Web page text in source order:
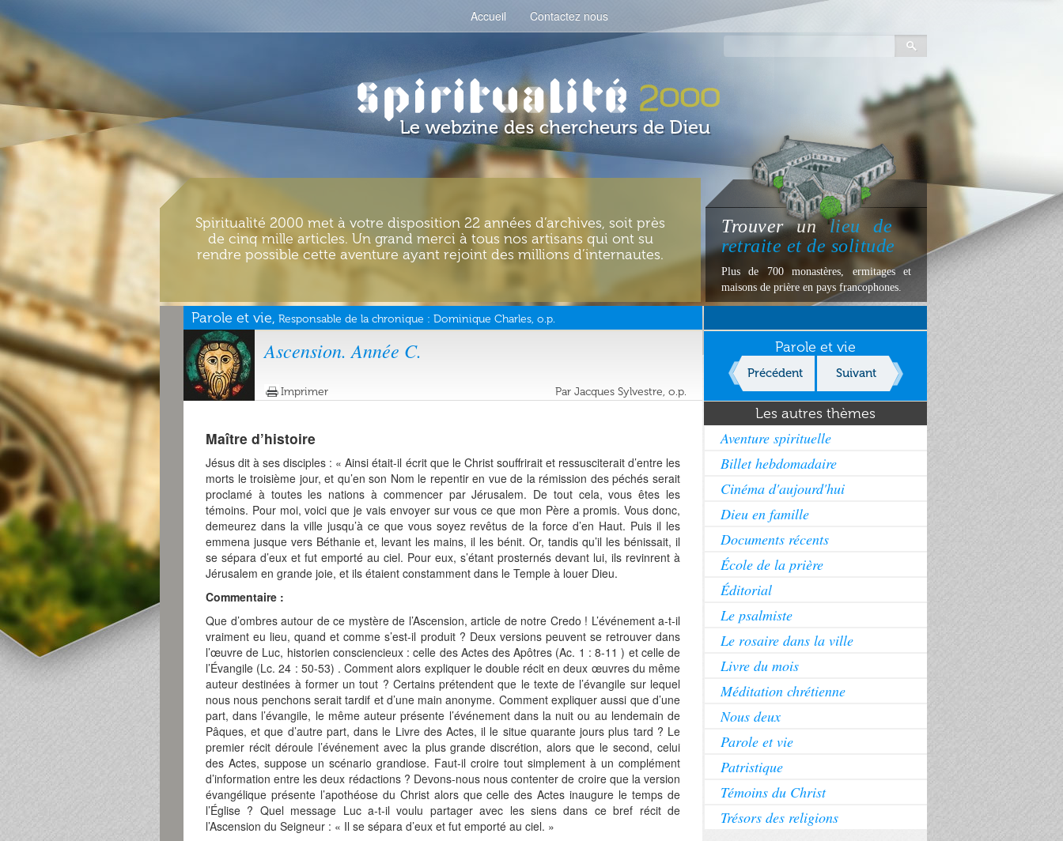
Accueil Contactez nous
Spiritualité 2000 met à votre disposition 22 années d’archives, soit près
de cinq mille articles. Un grand merci à tous nos artisans qui ont su
rendre possible cette aventure ayant rejoint des millions d’internautes.
Trouver un lieu
de
retraite et de solitude
Plus de 700 monastères, ermitages et
maisons de prière en pays francophones.
Parole et vie, Responsable de la chronique : Dominique Charles, o.p.
Ascension. Année C.
Imprimer Par Jacques Sylvestre, o.p.
Maître d’histoire
Jésus dit à ses disciples : « Ainsi était-il écrit que le Christ souffrirait et ressusciterait d’entre les
morts le troisième jour, et qu’en son Nom le repentir en vue de la rémission des péchés serait
proclamé à toutes les nations à commencer par Jérusalem. De tout cela, vous êtes les
témoins. Pour moi, voici que je vais envoyer sur vous ce que mon Père a promis. Vous donc,
demeurez dans la ville jusqu’à ce que vous soyez revêtus de la force d’en Haut. Puis il les
emmena jusque vers Béthanie et, levant les mains, il les bénit. Or, tandis qu’il les bénissait, il
se sépara d’eux et fut emporté au ciel. Pour eux, s’étant prosternés devant lui, ils revinrent à
Jérusalem en grande joie, et ils étaient constamment dans le Temple à louer Dieu.
Commentaire :
Que d’ombres autour de ce mystère de l’Ascension, article de notre Credo ! L’événement a-t-il
vraiment eu lieu, quand et comme s’est-il produit ? Deux versions peuvent se retrouver dans
l’œuvre de Luc, historien consciencieux : celle des Actes des Apôtres (Ac. 1 : 8-11 ) et celle de
l’Évangile (Lc. 24 : 50-53) . Comment alors expliquer le double récit en deux œuvres du même
auteur destinées à former un tout ? Certains prétendent que le texte de l’évangile sur lequel
nous nous penchons serait tardif et d’une main anonyme. Comment expliquer aussi que d’une
part, dans l’évangile, le même auteur présente l’événement dans la nuit ou au lendemain de
Pâques, et que d’autre part, dans le Livre des Actes, il le situe quarante jours plus tard ? Le
premier récit déroule l’événement avec la plus grande discrétion, alors que le second, celui
des Actes, suppose un scénario grandiose. Faut-il croire tout simplement à un complément
d’information entre les deux rédactions ? Devons-nous nous contenter de croire que la version
évangélique présente l’apothéose du Christ alors que celle des Actes inaugure le temps de
l’Église ? Quel message Luc a-t-il voulu partager avec les siens dans ce bref récit de
l’Ascension du Seigneur : « Il se sépara d’eux et fut emporté au ciel. »
Parole et vie
Précédent Suivant
Les autres thèmes
Aventure spirituelle
Billet hebdomadaire
Cinéma d'aujourd'hui
Dieu en famille
Documents récents
École de la prière
Éditorial
Le psalmiste
Le rosaire dans la ville
Livre du mois
Méditation chrétienne
Nous deux
Parole et vie
Patristique
Témoins du Christ
Trésors des religions